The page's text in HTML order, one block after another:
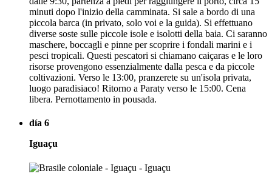
minuti dopo l'inizio della camminata. Si sale a bordo di una
piccola barca (in privato, solo voi e la guida). Si effettuano
diverse soste sulle piccole isole e isolotti della baia. Ci saranno
maschere, boccagli e pinne per scoprire i fondali marini e i
pesci tropicali. Questi pescatori si chiamano caiçaras e le loro
risorse provengono essenzialmente dalla pesca e da piccole
coltivazioni. Verso le 13:00, pranzerete su un'isola privata,
luogo paradisiaco! Ritorno a Paraty verso le 15:00. Cena
libera. Pernottamento in pousada.
día 6
Iguaçu